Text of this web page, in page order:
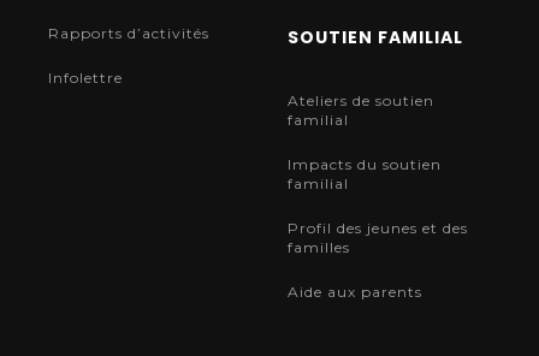
Rapports d’activités
Infolettre
SOUTIEN FAMILIAL
Ateliers de soutien
familial
Impacts du soutien
familial
Profil des jeunes et des
familles
Aide aux parents